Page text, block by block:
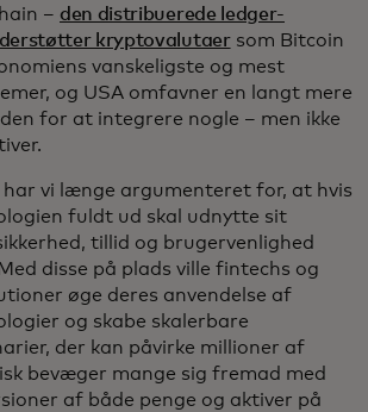
– den distribuerede ledger-
kryptovalutaersom Bitcoin
vanskeligste og mest
og USA omfavner en langt mere
for at integrere nogle – men ikke
har vi længe argumenteret for, at hvis
fuldt ud skal udnytte sit
tillid og brugervenlighed
disse på plads ville fintechs og
øge deres anvendelse af
og skabe skalerbare
der kan påvirke millioner af
bevæger mange sig fremad med
af både penge og aktiver på